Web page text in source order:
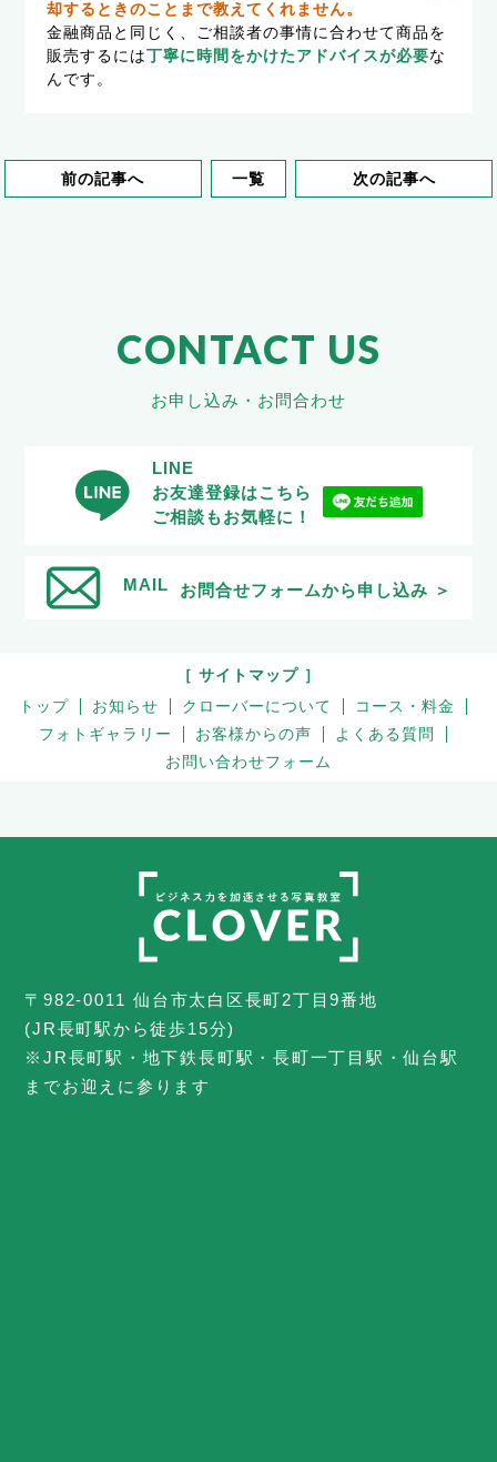
却するときのことまで教えてくれません。
金融商品と同じく、ご相談者の事情に合わせて商品を
販売するには丁寧に時間をかけたアドバイスが必要な
んです。
前の記事へ 一覧 次の記事へ
CONTACT US
お申し込み・お問合わせ
LINE
お友達登録はこちら
ご相談もお気軽に！
MAIL お問合せフォームから申し込み ＞
［ サイトマップ ］
トップ
お知らせ クローバーについて
コース・料金
フォトギャラリー
お客様からの声
よくある質問
お問い合わせフォーム
〒982-0011 仙台市太白区長町2丁目9番地
(JR長町駅から徒歩15分)
※JR長町駅・地下鉄長町駅・長町一丁目駅・仙台駅
までお迎えに参ります